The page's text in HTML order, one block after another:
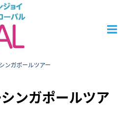
ンガポールツアー
ンガポールツア